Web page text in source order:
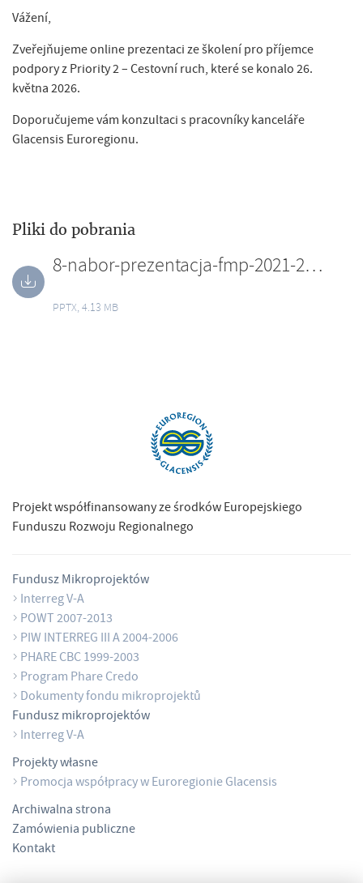
Vážení,
Zveřejňujeme online prezentaci ze školení pro příjemce
podpory z Priority 2 – Cestovní ruch, které se konalo 26.
května 2026.
Doporučujeme vám konzultaci s pracovníky kanceláře
Glacensis Euroregionu.
Pliki do pobrania
8-nabor-prezentacja-fmp-2021-2027-26052026-r.pptx
PPTX, 4.13 MB
Projekt współfinansowany ze środków Europejskiego
Funduszu Rozwoju Regionalnego
Fundusz Mikroprojektów
Interreg V-A
POWT 2007-2013
PIW INTERREG III A 2004-2006
PHARE CBC 1999-2003
Program Phare Credo
Dokumenty fondu mikroprojektů
Fundusz mikroprojektów
Interreg V-A
Projekty własne
Promocja współpracy w Euroregionie Glacensis
Archiwalna strona
Zamówienia publiczne
Kontakt